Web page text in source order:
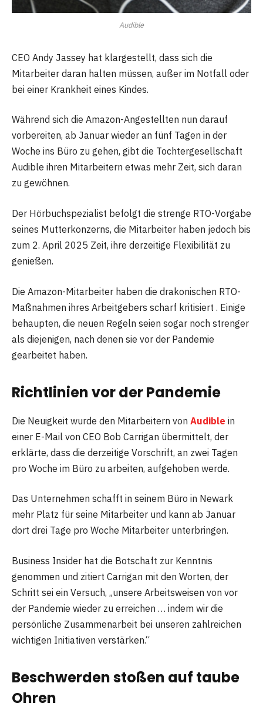
Audible
CEO Andy Jassey hat klargestellt, dass sich die
Mitarbeiter daran halten müssen, außer im Notfall oder
bei einer Krankheit eines Kindes.
Während sich die Amazon-Angestellten nun darauf
vorbereiten, ab Januar wieder an fünf Tagen in der
Woche ins Büro zu gehen, gibt die Tochtergesellschaft
Audible ihren Mitarbeitern etwas mehr Zeit, sich daran
zu gewöhnen.
Der Hörbuchspezialist befolgt die strenge RTO-Vorgabe
seines Mutterkonzerns, die Mitarbeiter haben jedoch bis
zum 2. April 2025 Zeit, ihre derzeitige Flexibilität zu
genießen.
Die Amazon-Mitarbeiter haben die drakonischen RTO-
Maßnahmen ihres Arbeitgebers scharf kritisiert . Einige
behaupten, die neuen Regeln seien sogar noch strenger
als diejenigen, nach denen sie vor der Pandemie
gearbeitet haben.
Richtlinien vor der Pandemie
Die Neuigkeit wurde den Mitarbeitern von Audible in
einer E-Mail von CEO Bob Carrigan übermittelt, der
erklärte, dass die derzeitige Vorschrift, an zwei Tagen
pro Woche im Büro zu arbeiten, aufgehoben werde.
Das Unternehmen schafft in seinem Büro in Newark
mehr Platz für seine Mitarbeiter und kann ab Januar
dort drei Tage pro Woche Mitarbeiter unterbringen.
Business Insider hat die Botschaft zur Kenntnis
genommen und zitiert Carrigan mit den Worten, der
Schritt sei ein Versuch, „unsere Arbeitsweisen von vor
der Pandemie wieder zu erreichen … indem wir die
persönliche Zusammenarbeit bei unseren zahlreichen
wichtigen Initiativen verstärken.“
Beschwerden stoßen auf taube
Ohren